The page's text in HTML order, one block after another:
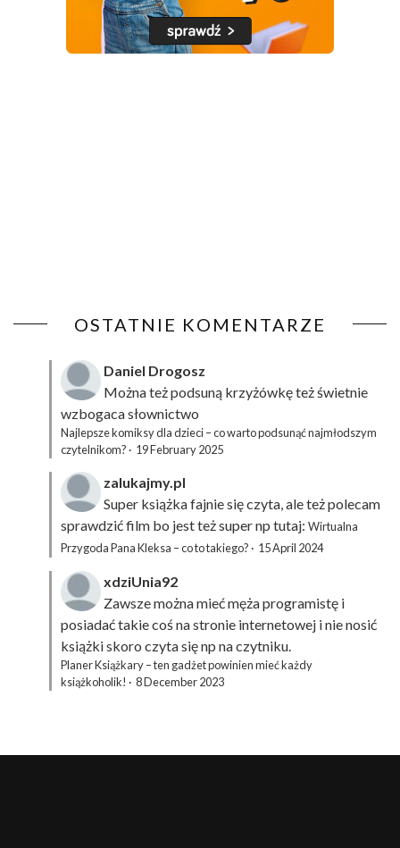
OSTATNIE KOMENTARZE
Daniel Drogosz
Można też podsuną krzyżówkęteż świetnie
wzbogaca słownictwo
Najlepsze komiksy dla dzieci – co warto podsunąć najmłodszym
czytelnikom? · 19 February 2025
zalukajmy.pl
Super książka fajnie się czyta, ale też polecam
sprawdzić film bo jest też super np tutaj: Wirtualna
Przygoda Pana Kleksa – co to takiego? · 15 April 2024
xdziUnia92
Zawsze można mieć męża programistę i
posiadać takie coś na stronie internetowej i nie nosić
książki skoro czyta się np na czytniku.
Planer Książkary – ten gadżet powinien mieć każdy
książkoholik! · 8 December 2023